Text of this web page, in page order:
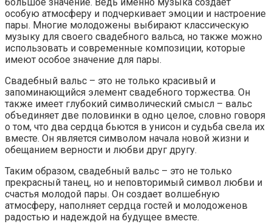
большое значение. Ведь именно музыка создает
особую атмосферу и подчеркивает эмоции и настроение
пары. Многие молодожены выбирают классическую
музыку для своего свадебного вальса, но также можно
использовать и современные композиции, которые
имеют особое значение для пары.
Свадебный вальс – это не только красивый и
запоминающийся элемент свадебного торжества. Он
также имеет глубокий символический смысл – вальс
объединяет две половинки в одно целое, словно говоря
о том, что два сердца бьются в унисон и судьба свела их
вместе. Он является символом начала новой жизни и
обещанием верности и любви друг другу.
Таким образом, свадебный вальс – это не только
прекрасный танец, но и неповторимый символ любви и
счастья молодой пары. Он создает волшебную
атмосферу, наполняет сердца гостей и молодоженов
радостью и надеждой на будущее вместе.